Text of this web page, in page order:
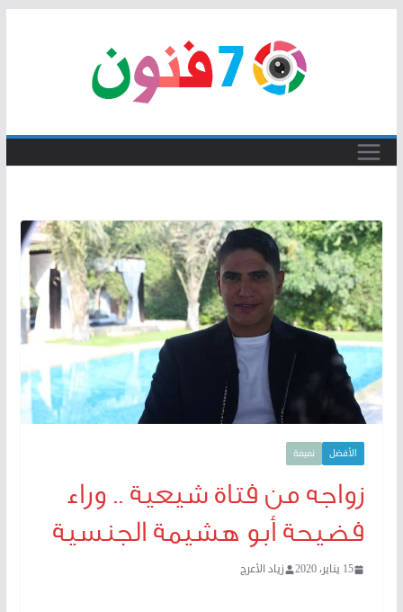
الأفضل نميمة
زواجه من فتاة شيعية .. وراء
فضيحة أبو هشيمة الجنسية
15 يناير، 2020 زياد الأعرج